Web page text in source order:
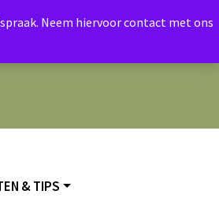
& TIPS
Neem hiervoor contact met ons